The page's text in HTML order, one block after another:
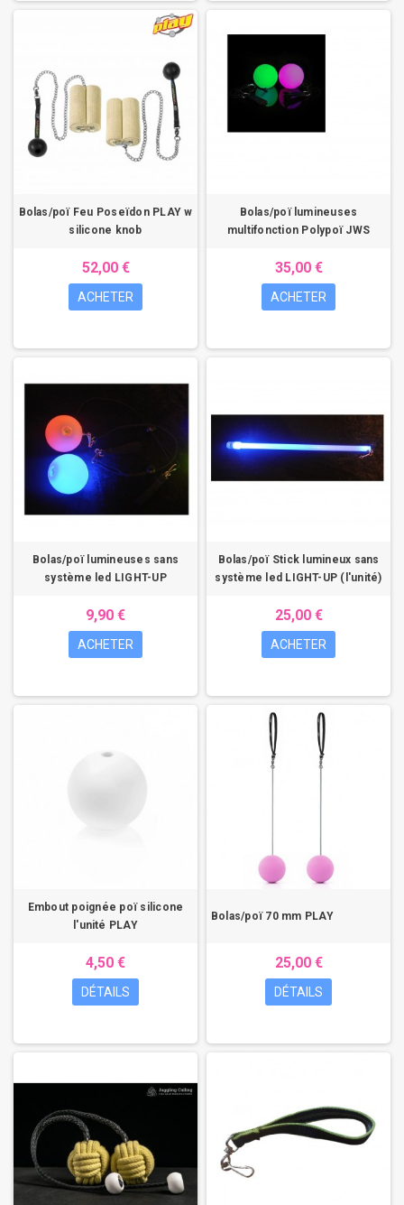
Bolas/poï Feu Poseïdon PLAY w
silicone knob
52,00 €
ACHETER
Bolas/poï lumineuses
multifonction Polypoï JWS
35,00 €
ACHETER
Bolas/poï lumineuses sans
système led LIGHT-UP
9,90 €
ACHETER
Bolas/poï Stick lumineux sans
système led LIGHT-UP (l'unité)
25,00 €
ACHETER
Embout poignée poï silicone
l'unité PLAY
4,50 €
DÉTAILS
Bolas/poï 70 mm PLAY
25,00 €
DÉTAILS